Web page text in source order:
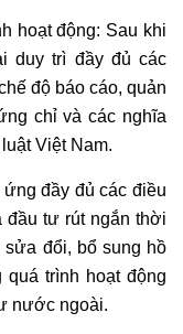
hoạt động: Sau khi
duy trì đầy đủ các
độ báo cáo, quản
chỉ và các nghĩa
Việt Nam.
đầy đủ các điều
đầu tư rút ngắn thời
sửa đổi, bổ sung hồ
trình hoạt động
nước ngoài.